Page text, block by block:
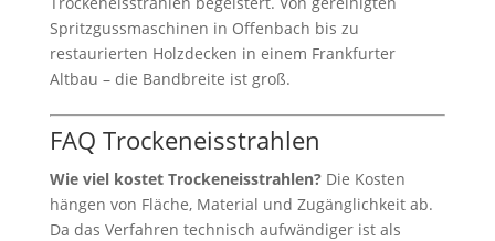
Spritzgussmaschinen in Offenbach bis zu
restaurierten Holzdecken in einem Frankfurter
Altbau – die Bandbreite ist groß.
FAQ Trockeneisstrahlen
Wie viel kostet Trockeneisstrahlen?Die Kosten
hängen von Fläche, Material und Zugänglichkeit ab.
Da das Verfahren technisch aufwändiger ist als